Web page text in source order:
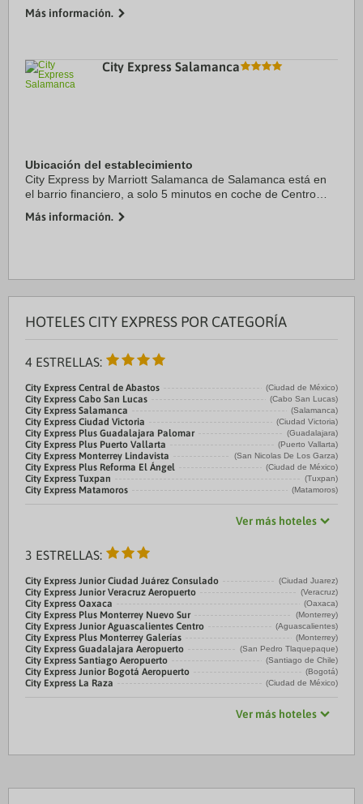
Muert y Catedral Basilica De Nuestra ...
Más información.
City Express Salamanca
Ubicación del establecimiento
City Express by Marriott Salamanca de Salamanca está en
el barrio financiero, a solo 5 minutos en coche de Centro
hotel se encuentra a 9 km de ...
Más información.
HOTELES CITY EXPRESS POR CATEGORÍA
4 ESTRELLAS:
City Express Central de Abastos (Ciudad de México)
City Express Cabo San Lucas (Cabo San Lucas)
City Express Salamanca (Salamanca)
City Express Ciudad Victoria (Ciudad Victoria)
City Express Plus Guadalajara Palomar (Guadalajara)
City Express Plus Puerto Vallarta (Puerto Vallarta)
City Express Monterrey Lindavista (San Nicolas De Los Garza)
City Express Plus Reforma El Ángel (Ciudad de México)
City Express Tuxpan (Tuxpan)
City Express Matamoros (Matamoros)
Ver más hoteles
3 ESTRELLAS:
City Express Junior Ciudad Juárez Consulado (Ciudad Juarez)
City Express Junior Veracruz Aeropuerto (Veracruz)
City Express Oaxaca (Oaxaca)
City Express Plus Monterrey Nuevo Sur (Monterrey)
City Express Junior Aguascalientes Centro (Aguascalientes)
City Express Plus Monterrey Galerías (Monterrey)
City Express Guadalajara Aeropuerto (San Pedro Tlaquepaque)
City Express Santiago Aeropuerto (Santiago de Chile)
City Express Junior Bogotá Aeropuerto (Bogotá)
City Express La Raza (Ciudad de México)
Ver más hoteles